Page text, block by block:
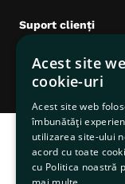
Suport clienți
Date comerciale
Acest site
cookie-uri
Acest site web
îmbunătăți
utilizarea site-ului
acord cu toate
cu Politica noastră